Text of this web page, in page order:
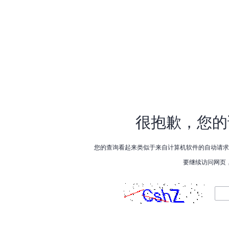
很抱歉，您
您的查询看起来类似于来自计算机软件的自动请
要继续访问网页